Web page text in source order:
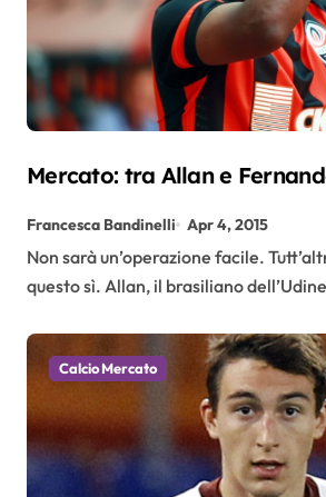
Mercato: tra Allan e
Francesca Bandinelli Apr 4, 2015
Non sarà un’operazione facile. Tutt’altro. Sarà dura,
questo sì. Allan, il brasiliano
Calcio Mercato